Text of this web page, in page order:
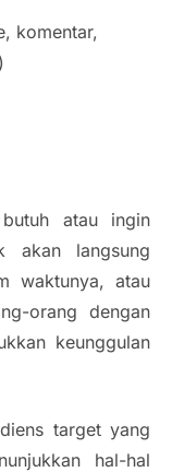
komentar,
atau ingin
akan langsung
waktunya, atau
orang dengan
keunggulan
target yang
hal-hal